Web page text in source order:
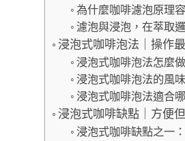
為什麼咖啡濾泡原理
濾泡與浸泡，在萃取
浸泡式咖啡泡法｜操作
浸泡式咖啡泡法怎麼
浸泡式咖啡泡法的風
浸泡式咖啡泡法適合
浸泡式咖啡缺點｜方便
浸泡式咖啡缺點之一